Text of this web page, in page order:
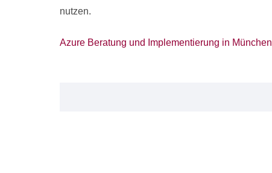
nutzen.
Azure Beratung und Implementierung in München